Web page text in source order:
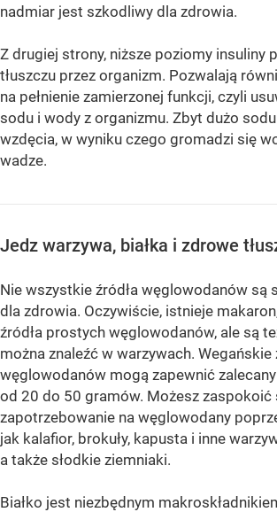
nadmiar jest szkodliwy dla zdrowia.
Z drugiej strony, niższe poziomy insuliny
tłuszczu przez organizm. Pozwalają
na pełnienie zamierzonej funkcji, czyli
sodu i wody z organizmu. Zbyt dużo
wzdęcia, w wyniku czego gromadzi się
wadze.
Jedz warzywa, białka i zdrowe
Nie wszystkie źródła węglowodanów są
dla zdrowia. Oczywiście, istnieje
źródła prostych węglowodanów, ale są
można znaleźć w warzywach. Wegańskie
węglowodanów mogą zapewnić
od 20 do 50 gramów. Możesz zaspokoić
zapotrzebowanie na węglowodany
jak kalafior, brokuły, kapusta i inne
a także słodkie ziemniaki.
Białko jest niezbędnym